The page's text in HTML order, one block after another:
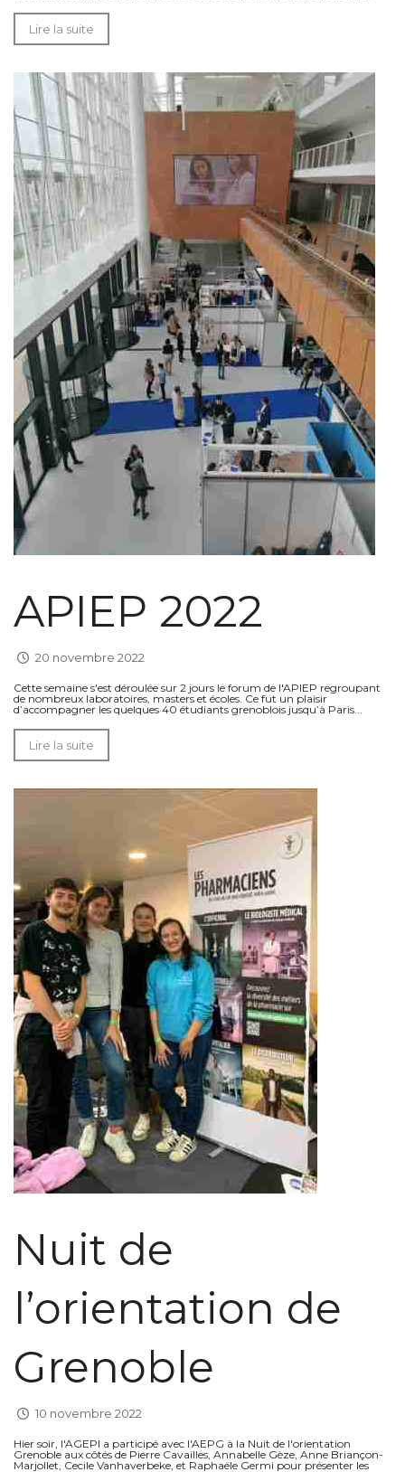
Lire la suite
APIEP 2022
20 novembre 2022
Cette semaine s'est déroulée sur 2 jours le forum de l'APIEP regroupant
de nombreux laboratoires, masters et écoles. Ce fut un plaisir
d’accompagner les quelques 40 étudiants grenoblois jusqu’à Paris...
Lire la suite
Nuit de
l’orientation de
Grenoble
10 novembre 2022
Hier soir, l'AGEPI a participé avec l'AEPG à la Nuit de l'orientation
Grenoble aux côtés de Pierre Cavailles, Annabelle Gèze, Anne Briançon-
Marjollet, Cecile Vanhaverbeke, et Raphaële Germi pour présenter les